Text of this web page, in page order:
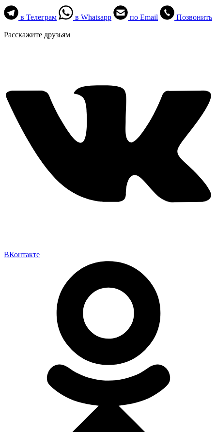
в Телеграм в Whatsapp по Email Позвонить
Расскажите друзьям
ВКонтакте